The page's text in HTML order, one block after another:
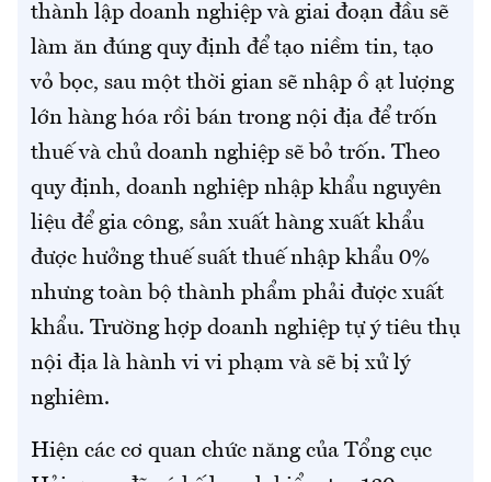
thành lập doanh nghiệp và giai đoạn đầu sẽ
làm ăn đúng quy định để tạo niềm tin, tạo
vỏ bọc, sau một thời gian sẽ nhập ồ ạt lượng
lớn hàng hóa rồi bán trong nội địa để trốn
thuế và chủ doanh nghiệp sẽ bỏ trốn. Theo
quy định, doanh nghiệp nhập khẩu nguyên
liệu để gia công, sản xuất hàng xuất khẩu
được hưởng thuế suất thuế nhập khẩu 0%
nhưng toàn bộ thành phẩm phải được xuất
khẩu. Trường hợp doanh nghiệp tự ý tiêu thụ
nội địa là hành vi vi phạm và sẽ bị xử lý
nghiêm.
Hiện các cơ quan chức năng của Tổng cục